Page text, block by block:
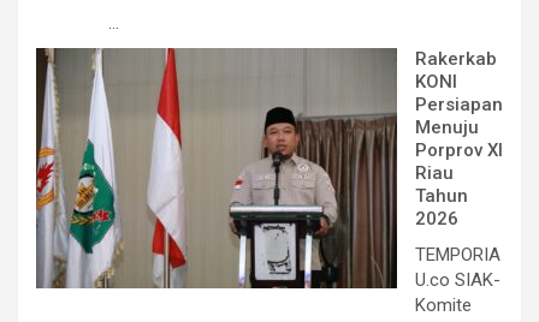
...
Rakerkab
KONI
Persiapan
Menuju
Porprov XI
Riau
Tahun
2026
TEMPORIA
U.co SIAK-
Komite